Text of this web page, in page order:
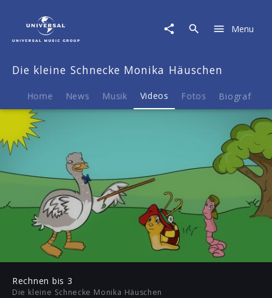
Schnecke
Monika
Rechnen
Menu
Die kleine Schnecke Monika Häuschen
Home News Musik Videos Fotos Biografie
Play
-02:32
Mute
Rechnen bis 3
Die kleine Schnecke Monika Häuschen